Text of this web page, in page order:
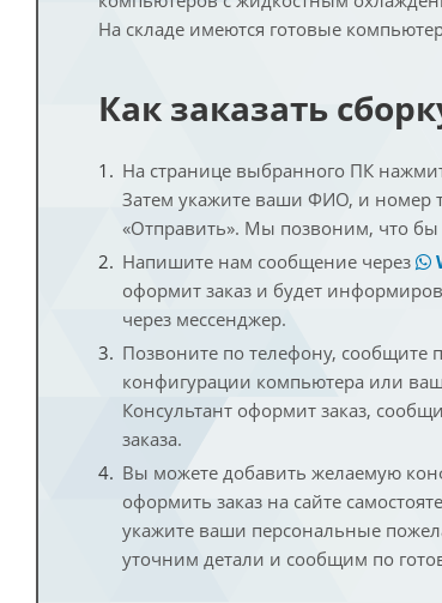
На складе имеются готовые
Как заказать
На странице выбранного ПК
Затем укажите ваши ФИО, и номер
«Отправить». Мы позвоним, что бы
Напишите нам сообщение через
оформит заказ и будет
через мессенджер.
Позвоните по телефону, сообщите
конфигурации компьютера или
Консультант оформит заказ,
заказа.
Вы можете добавить желаемую
оформить заказ на сайте
укажите ваши персональные
уточним детали и сообщим по